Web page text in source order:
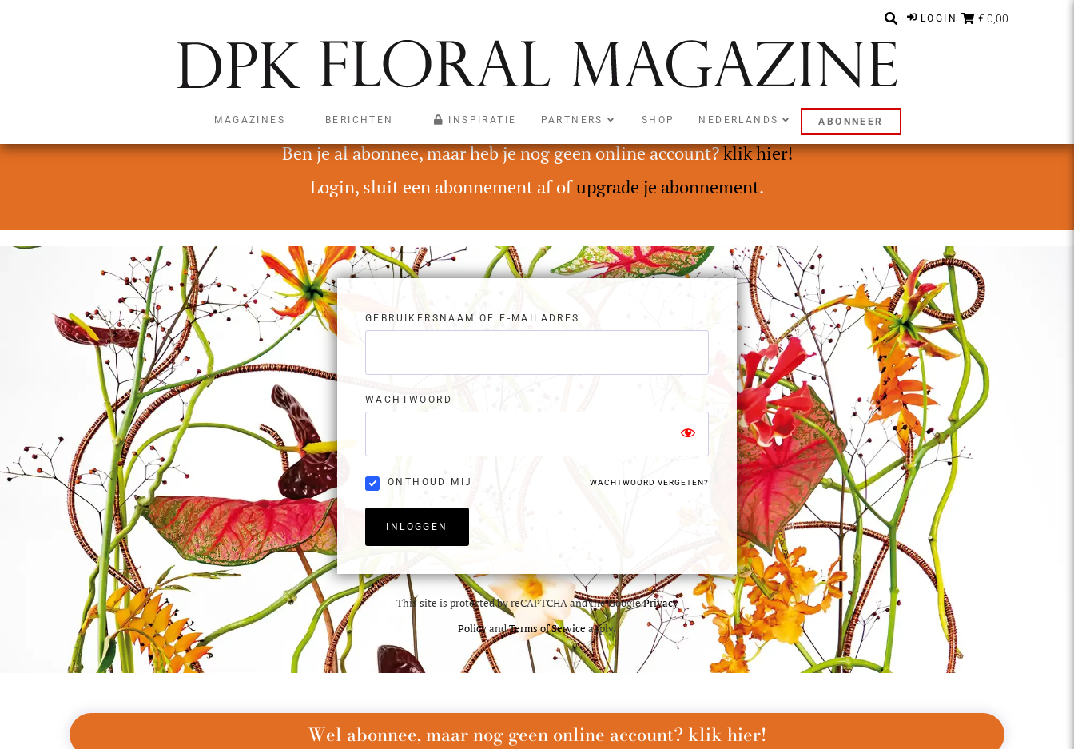
LOGIN € 0,00
MAGAZINES BERICHTEN INSPIRATIE PARTNERS SHOP NEDERLANDS ABONNEER
Deze content is alleen toegankelijk voor abonnees met een Digital Only of Premium abonnement.
Ben je al abonnee, maar heb je nog geen online account?klik hier!
Login, sluit een abonnement af ofupgrade je abonnement.
GEBRUIKERSNAAM OF E-MAILADRES
WACHTWOORD
ONTHOUD MIJ WACHTWOORD VERGETEN?
INLOGGEN
This site is protected by reCAPTCHA and the GooglePrivacy
PolicyandTerms of Service apply.
Wel abonnee, maar nog geen online account? klik hier!